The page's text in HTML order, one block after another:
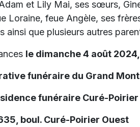
et Lily Mai, ses sœurs,
Loraine, feue Angèle, ses
ainsi que plusieurs autres
le dimanche 4 août 2024,
funéraire du Grand
funéraire Curé-Poirier
boul. Curé-Poirier Ouest